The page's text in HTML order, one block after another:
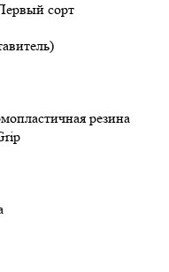
сорт
резина